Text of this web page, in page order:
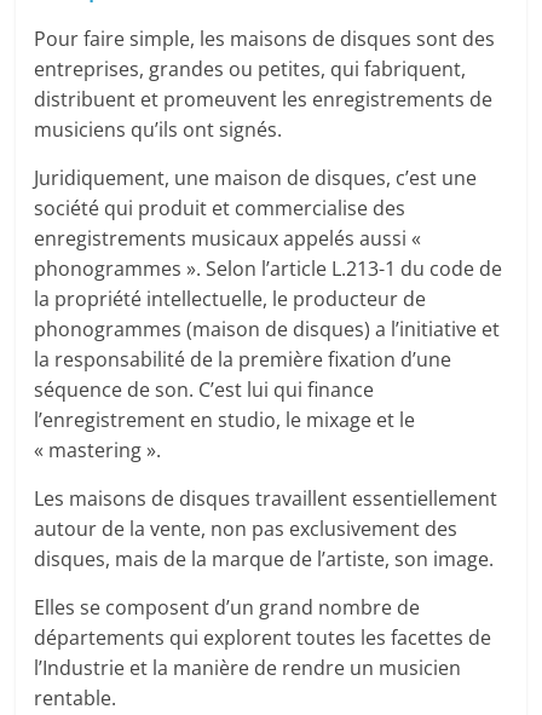
Pour faire simple, les maisons de disques sont des
entreprises, grandes ou petites, qui fabriquent,
distribuent et promeuvent les enregistrements de
musiciens qu’ils ont signés.
Juridiquement, une maison de disques, c’est une
société qui produit et commercialise des
enregistrements musicaux appelés aussi «
phonogrammes ». Selon l’article L.213-1 du code de
la propriété intellectuelle, le producteur de
phonogrammes (maison de disques) a l’initiative et
la responsabilité de la première fixation d’une
séquence de son. C’est lui qui finance
l’enregistrement en studio, le mixage et le
« mastering ».
Les maisons de disques travaillent essentiellement
autour de la vente, non pas exclusivement des
disques, mais de la marque de l’artiste, son image.
Elles se composent d’un grand nombre de
départements qui explorent toutes les facettes de
l’Industrie et la manière de rendre un musicien
rentable.